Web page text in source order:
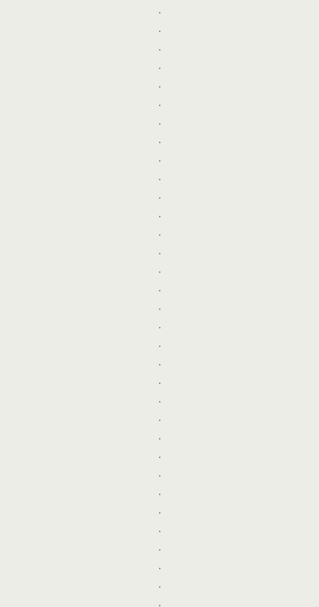
.
.
.
.
.
.
.
.
.
.
.
.
.
.
.
.
.
.
.
.
.
.
.
.
.
.
.
.
.
.
.
.
.